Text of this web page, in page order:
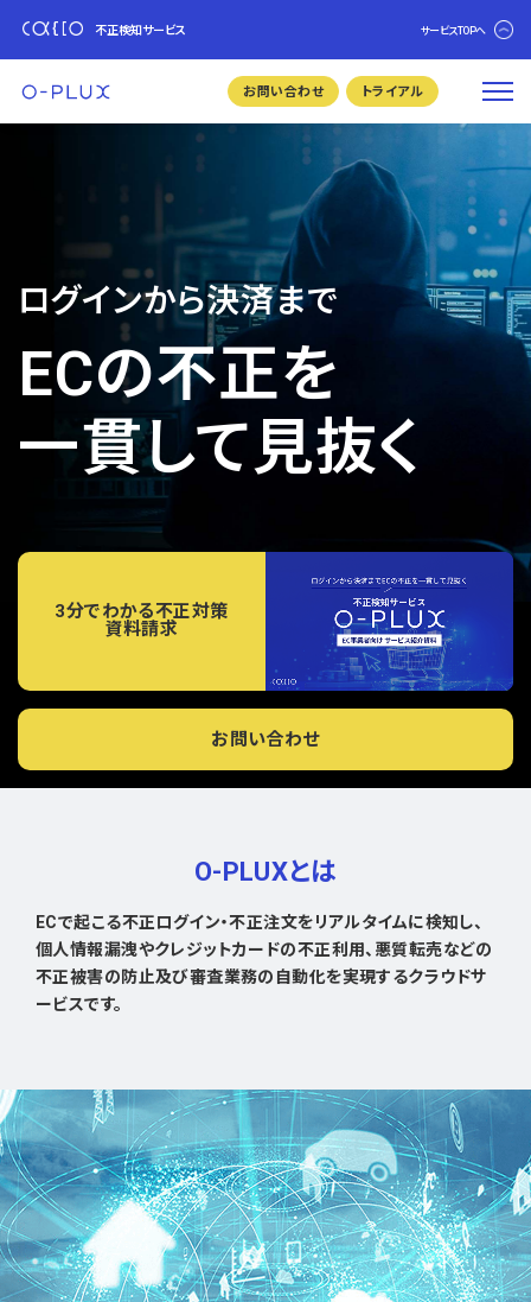
不正検知サービス サービスTOPへ
お問い合わせ トライアル
ログインから決済まで
ECの不正を
一貫して見抜く
3分でわかる不正対策
資料請求
お問い合わせ
O-PLUXとは
ECで起こる不正ログイン・不正注文をリアルタイムに検知し、
個人情報漏洩やクレジットカードの不正利用、悪質転売などの
不正被害の防止及び審査業務の自動化を実現するクラウドサ
ービスです。